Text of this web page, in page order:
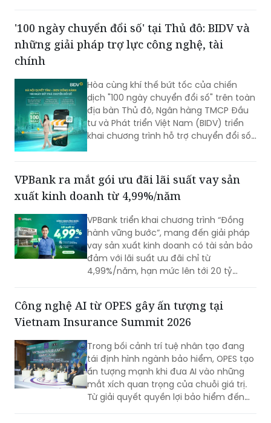
'100 ngày chuyển đổi số' tại Thủ đô: BIDV và
những giải pháp trợ lực công nghệ, tài
chính
Hòa cùng khí thế bứt tốc của chiến
dịch "100 ngày chuyển đổi số" trên toàn
địa bàn Thủ đô, Ngân hàng TMCP Đầu
tư và Phát triển Việt Nam (BIDV) triển
khai chương trình hỗ trợ chuyển đổi số
nghiệp.
VPBank ra mắt gói ưu đãi lãi suất vay sản
xuất kinh doanh từ 4,99%/năm
VPBank triển khai chương trình “Đồng
hành vững bước”, mang đến giải pháp
vay sản xuất kinh doanh có tài sản bảo
đảm với lãi suất ưu đãi chỉ từ
4,99%/năm, hạn mức lên tới 20 tỷ
nhanh chóng chỉ 1 phút, đây được đánh
giá là giải pháp nguồn vốn tối ưu cho
Công nghệ AI từ OPES gây ấn tượng tại
Vietnam Insurance Summit 2026
Trong bối cảnh trí tuệ nhân tạo đang
tái định hình ngành bảo hiểm, OPES tạo
ấn tượng mạnh khi đưa AI vào những
mắt xích quan trọng của chuỗi giá trị.
Từ giải quyết quyền lợi bảo hiểm đến